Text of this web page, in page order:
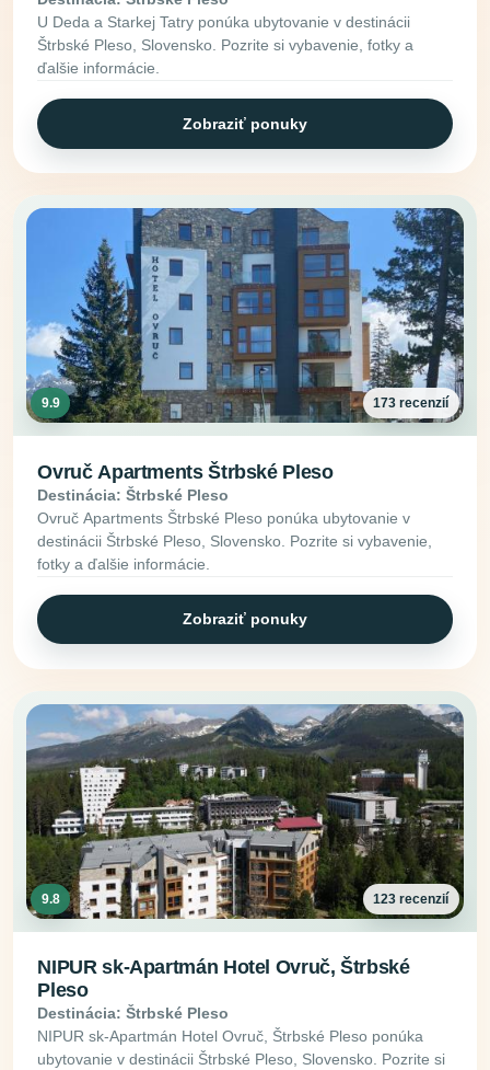
U Deda a Starkej Tatry ponúka ubytovanie v destinácii
Štrbské Pleso, Slovensko. Pozrite si vybavenie, fotky a
ďalšie informácie.
Zobraziť ponuky
9.9 173 recenzií
Ovruč Apartments Štrbské Pleso
Destinácia: Štrbské Pleso
Ovruč Apartments Štrbské Pleso ponúka ubytovanie v
destinácii Štrbské Pleso, Slovensko. Pozrite si vybavenie,
fotky a ďalšie informácie.
Zobraziť ponuky
9.8 123 recenzií
NIPUR sk-Apartmán Hotel Ovruč, Štrbské
Pleso
Destinácia: Štrbské Pleso
NIPUR sk-Apartmán Hotel Ovruč, Štrbské Pleso ponúka
ubytovanie v destinácii Štrbské Pleso, Slovensko. Pozrite si